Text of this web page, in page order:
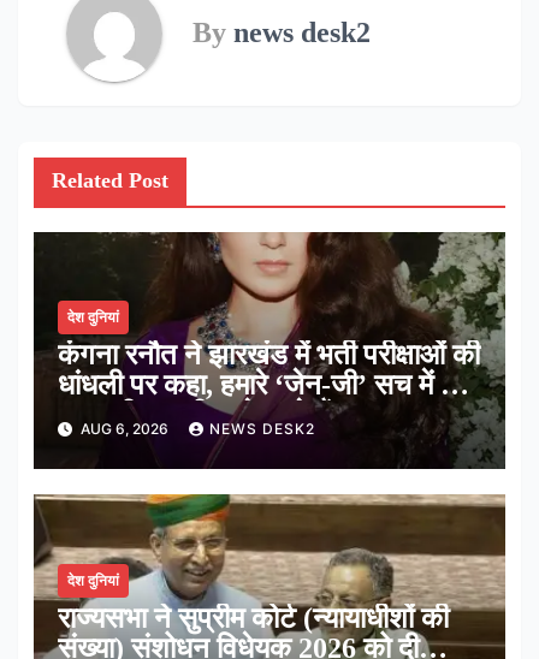
By news desk2
Related Post
देश दुनियां
कंगना रनौत ने झारखंड में भर्ती परीक्षाओं की
धांधली पर कहा, हमारे ‘जेन-जी’ सच में हर
तरह की तकलीफ झेल रहे हैं
AUG 6, 2026 NEWS DESK2
देश दुनियां
राज्यसभा ने सुप्रीम कोर्ट (न्यायाधीशों की
संख्या) संशोधन विधेयक 2026 को दी